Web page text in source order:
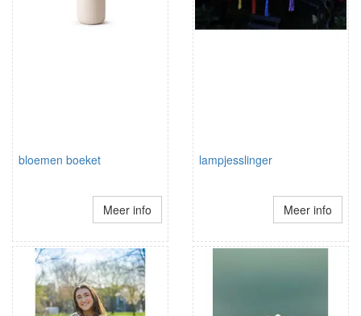
bloemen boeket
Meer info
lampjesslinger
Meer info